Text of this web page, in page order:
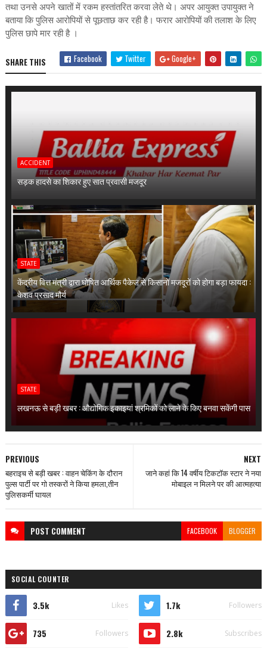
तथा उनसे अपने खातों में रकम हस्तांतरित करवा लेते थे। अपर आयुक्त उपायुक्त ने
बताया कि पुलिस आरोपियों से पूछताछ कर रही है। फरार आरोपियों की तलाश के लिए
पुलिस छापे मार रही है ।
SHARE THIS Facebook Twitter Google+
ACCIDENT
सड़क हादसे का शिकार हुए सात प्रवासी मजदूर
STATE
केंद्रीय वित्त मंत्री द्वारा घोषित आर्थिक पैकेज से किसानों मजदूरों को होगा बड़ा फायदा :
केशव प्रसाद मौर्य
STATE
लखनऊ से बड़ी खबर : औद्योगिक इकाइयां श्रमिकों को लाने के किए बनवा सकेंगी पास
NEXT
जाने कहां कि 14 वर्षीय टिकटॉक स्टार ने नया
मोबाइल न मिलने पर की आत्महत्या
PREVIOUS
बहराइच से बड़ी खबर : वाहन चेकिंग के दौरान
पुल्स पार्टी पर गो तस्करों ने किया हमला,तीन
पुलिसकर्मी घायल
POST COMMENT FACEBOOK BLOGGER
SOCIAL COUNTER
3.5k Likes 1.7k Followers
735 Followers 2.8k Subscribes